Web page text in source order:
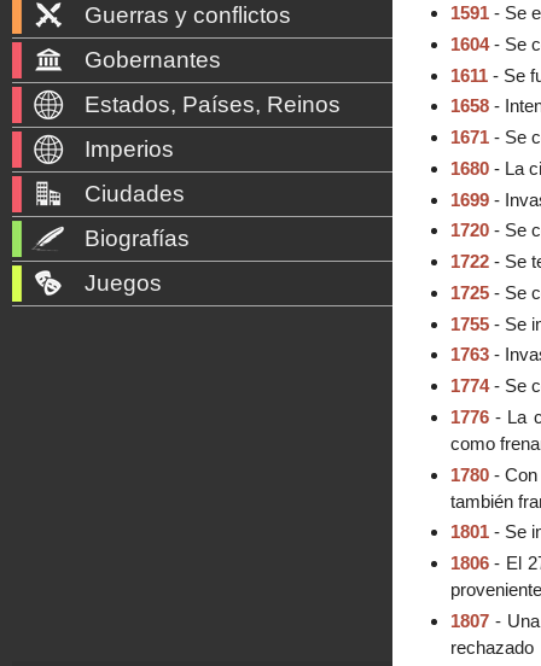
1591- Se
1604- Se
1611- Se
1658-
1671- Se
1680- La
1699-
1720- Se
1722- Se
1725- Se
1755- Se
1763-
1774- Se
1776- La
como
1780- Con
también
1801- Se
1806- El
1807- Una
rechazado
Guerras y conflictos
Gobernantes
Estados, Países, Reinos
Imperios
Ciudades
Biografías
Juegos